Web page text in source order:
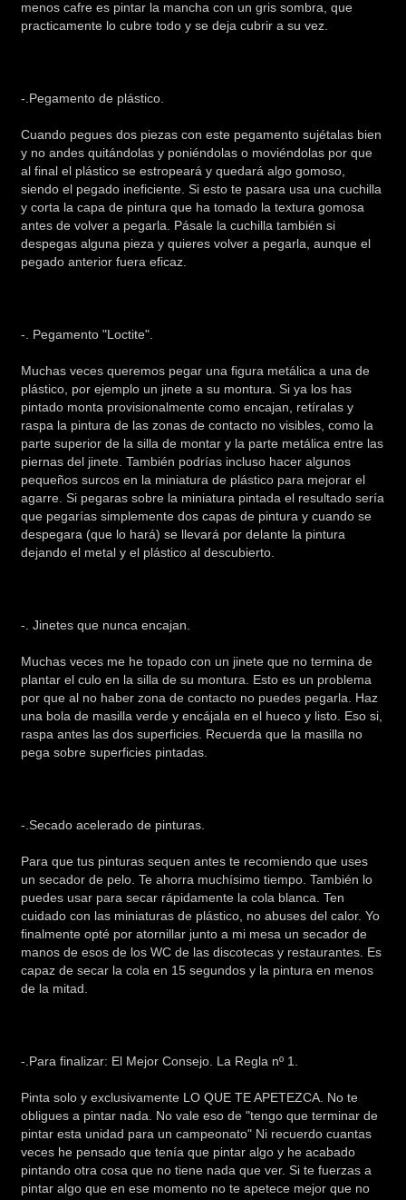
menos cafre es pintar la mancha con un gris sombra, que
practicamente lo cubre todo y se deja cubrir a su vez.
-.Pegamento de plástico.
Cuando pegues dos piezas con este pegamento sujétalas bien
y no andes quitándolas y poniéndolas o moviéndolas por que
al final el plástico se estropeará y quedará algo gomoso,
siendo el pegado ineficiente. Si esto te pasara usa una cuchilla
y corta la capa de pintura que ha tomado la textura gomosa
antes de volver a pegarla. Pásale la cuchilla también si
despegas alguna pieza y quieres volver a pegarla, aunque el
pegado anterior fuera eficaz.
-. Pegamento "Loctite".
Muchas veces queremos pegar una figura metálica a una de
plástico, por ejemplo un jinete a su montura. Si ya los has
pintado monta provisionalmente como encajan, retíralas y
raspa la pintura de las zonas de contacto no visibles, como la
parte superior de la silla de montar y la parte metálica entre las
piernas del jinete. También podrías incluso hacer algunos
pequeños surcos en la miniatura de plástico para mejorar el
agarre. Si pegaras sobre la miniatura pintada el resultado sería
que pegarías simplemente dos capas de pintura y cuando se
despegara (que lo hará) se llevará por delante la pintura
dejando el metal y el plástico al descubierto.
-. Jinetes que nunca encajan.
Muchas veces me he topado con un jinete que no termina de
plantar el culo en la silla de su montura. Esto es un problema
por que al no haber zona de contacto no puedes pegarla. Haz
una bola de masilla verde y encájala en el hueco y listo. Eso si,
raspa antes las dos superficies. Recuerda que la masilla no
pega sobre superficies pintadas.
-.Secado acelerado de pinturas.
Para que tus pinturas sequen antes te recomiendo que uses
un secador de pelo. Te ahorra muchísimo tiempo. También lo
puedes usar para secar rápidamente la cola blanca. Ten
cuidado con las miniaturas de plástico, no abuses del calor. Yo
finalmente opté por atornillar junto a mi mesa un secador de
manos de esos de los WC de las discotecas y restaurantes. Es
capaz de secar la cola en 15 segundos y la pintura en menos
de la mitad.
-.Para finalizar: El Mejor Consejo. La Regla nº 1.
Pinta solo y exclusivamente LO QUE TE APETEZCA. No te
obligues a pintar nada. No vale eso de "tengo que terminar de
pintar esta unidad para un campeonato" Ni recuerdo cuantas
veces he pensado que tenía que pintar algo y he acabado
pintando otra cosa que no tiene nada que ver. Si te fuerzas a
pintar algo que en ese momento no te apetece mejor que no